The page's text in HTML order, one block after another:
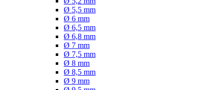
Ø 5,5 mm
Ø 6 mm
Ø 6,5 mm
Ø 6,8 mm
Ø 7 mm
Ø 7,5 mm
Ø 8 mm
Ø 8,5 mm
Ø 9 mm